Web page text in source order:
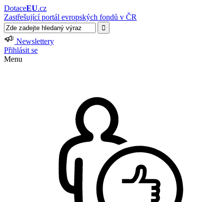
DotaceEU.cz
Zastřešující portál evropských fondů v ČR
Newslettery
Přihlásit se
Menu